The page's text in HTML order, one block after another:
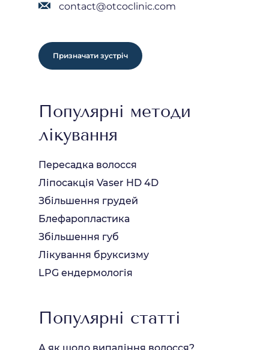
contact@otcoclinic.com
Призначати зустріч
Популярні методи
лікування
Пересадка волосся
Ліпосакція Vaser HD 4D
Збільшення грудей
Блефаропластика
Збільшення губ
Лікування бруксизму
LPG ендермологія
Популярні статті